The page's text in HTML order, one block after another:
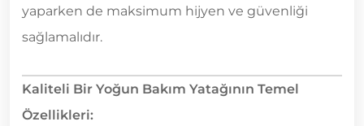
yaparken de maksimum hijyen ve güvenliği
sağlamalıdır.
Kaliteli Bir Yoğun Bakım Yatağının Temel
Özellikleri: